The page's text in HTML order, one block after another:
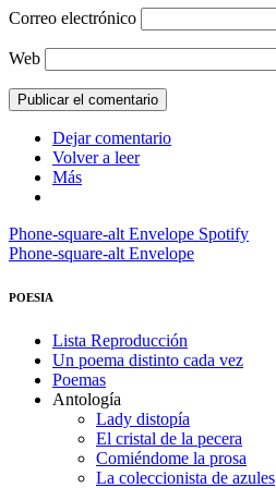
Correo electrónico
Web
Dejar comentario
Volver a leer
Más
Phone-square-alt Envelope Spotify
Phone-square-alt Envelope
POESIA
Lista Reproducción
Un poema distinto cada vez
Poemas
Antología
Lady distopía
El cristal de la pecera
Comiéndome la prosa
La coleccionista de azules